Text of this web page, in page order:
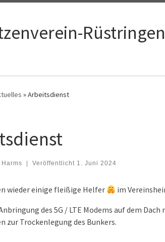
Rüstringen
»Arbeitsdienst
Veröffentlicht 1. Juni 2024
wieder einige fleißige Helfer
im
des 5G / LTE Modems auf dem
zur Trockenlegung des Bunkers.